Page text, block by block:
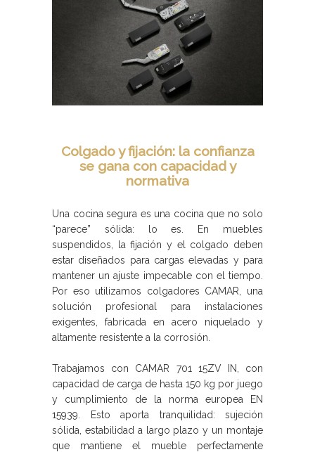
Colgado y fijación: la confianza
se gana con capacidad y
normativa
Una cocina segura es una cocina que no solo
“parece” sólida: lo es. En muebles
suspendidos, la fijación y el colgado deben
estar diseñados para cargas elevadas y para
mantener un ajuste impecable con el tiempo.
Por eso utilizamos colgadores CAMAR, una
solución profesional para instalaciones
exigentes, fabricada en acero niquelado y
altamente resistente a la corrosión.
Trabajamos con CAMAR 701 15ZV IN, con
capacidad de carga de hasta 150 kg por juego
y cumplimiento de la norma europea EN
15939. Esto aporta tranquilidad: sujeción
sólida, estabilidad a largo plazo y un montaje
que mantiene el mueble perfectamente